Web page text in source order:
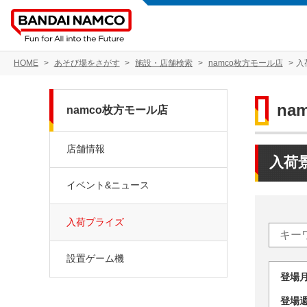
HOME あそび場をさがす 施設・店舗検索 namco枚方モール店 入
入荷
登
登
namco枚方モール店
店舗情報
イベント&ニュース
入荷プライズ
設置ゲーム機